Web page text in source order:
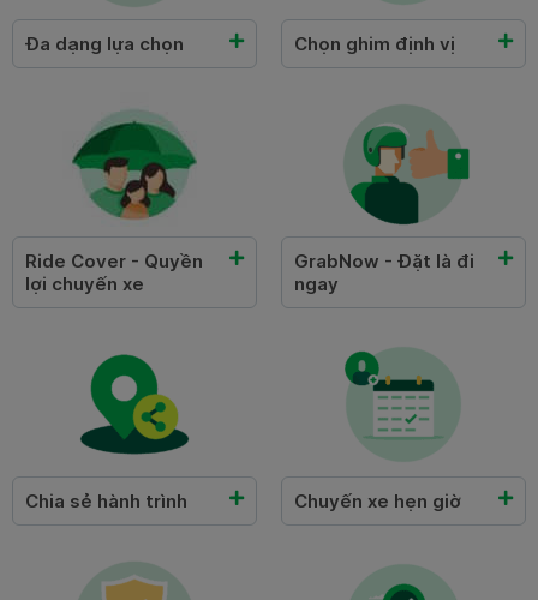
Đa dạng lựa chọn Chọn ghim định vị
Ride Cover - Quyền
lợi chuyến xe
GrabNow - Đặt là đi
ngay
Chia sẻ hành trình Chuyến xe hẹn giờ